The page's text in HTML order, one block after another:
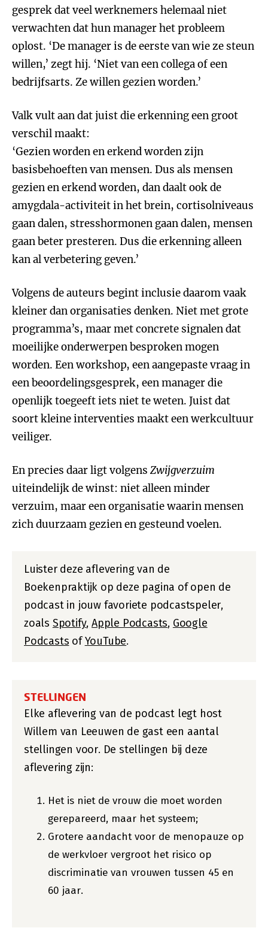
gesprek dat veel werknemers helemaal niet
verwachten dat hun manager het probleem
oplost. ‘De manager is de eerste van wie ze steun
willen,’ zegt hij. ‘Niet van een collega of een
bedrijfsarts. Ze willen gezien worden.’
Valk vult aan dat juist die erkenning een groot
verschil maakt:
‘Gezien worden en erkend worden zijn
basisbehoeften van mensen. Dus als mensen
gezien en erkend worden, dan daalt ook de
amygdala-activiteit in het brein, cortisolniveaus
gaan dalen, stresshormonen gaan dalen, mensen
gaan beter presteren. Dus die erkenning alleen
kan al verbetering geven.’
Volgens de auteurs begint inclusie daarom vaak
kleiner dan organisaties denken. Niet met grote
programma’s, maar met concrete signalen dat
moeilijke onderwerpen besproken mogen
worden. Een workshop, een aangepaste vraag in
een beoordelingsgesprek, een manager die
openlijk toegeeft iets niet te weten. Juist dat
soort kleine interventies maakt een werkcultuur
veiliger.
En precies daar ligt volgens Zwijgverzuim
uiteindelijk de winst: niet alleen minder
verzuim, maar een organisatie waarin mensen
zich duurzaam gezien en gesteund voelen.
Luister deze aflevering van de
Boekenpraktijk op deze pagina of open de
podcast in jouw favoriete podcastspeler,
zoals Spotify,Apple Podcasts, Google
Podcasts ofYouTube.
STELLINGEN
Elke aflevering van de podcast legt host
Willem van Leeuwen de gast een aantal
stellingen voor. De stellingen bij deze
aflevering zijn:
Het is niet de vrouw die moet worden
gerepareerd, maar het systeem;
Grotere aandacht voor de menopauze op
de werkvloer vergroot het risico op
discriminatie van vrouwen tussen 45 en
60 jaar.